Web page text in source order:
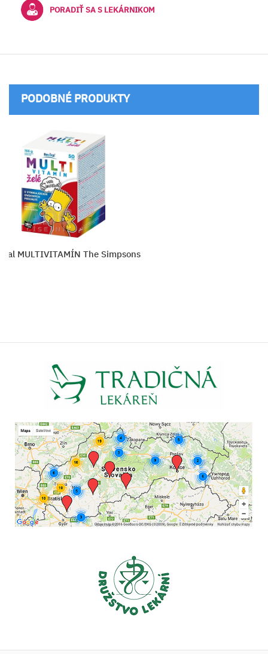
PORADIŤ SA S LEKÁRNIKOM
PODOBNÉ PRODUKTY
MULTIVITAMÍN The Simpsons